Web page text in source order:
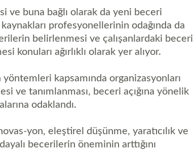
ve buna bağlı olarak da yeni beceri
profesyonellerinin odağında da
belirlenmesi ve çalışanlardaki beceri
konuları ağırlıklı olarak yer alıyor.
kapsamında organizasyonları
ve tanımlanması, beceri açığına yönelik
odaklandı.
yon, eleştirel düşünme, yaratıcılık ve
becerilerin öneminin arttığını